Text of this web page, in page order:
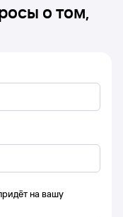
о том,
на вашу